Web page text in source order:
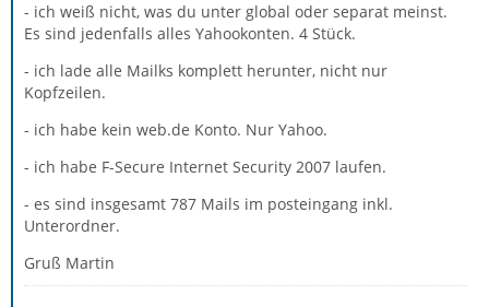
- ich weiß nicht, was du unter global oder separat meinst.
Es sind jedenfalls alles Yahookonten. 4 Stück.
- ich lade alle Mailks komplett herunter, nicht nur
Kopfzeilen.
- ich habe kein web.de Konto. Nur Yahoo.
- ich habe F-Secure Internet Security 2007 laufen.
- es sind insgesamt 787 Mails im posteingang inkl.
Unterordner.
Gruß Martin